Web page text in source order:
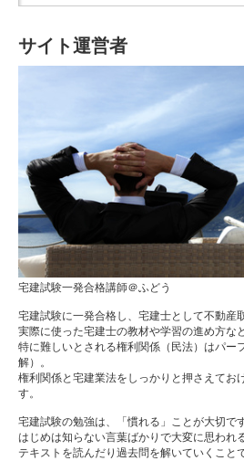
サイト運営者
宅建試験一発合格講師＠ふどう
宅建試験に一発合格し、宅建士として不動産
実際に使った宅建士の教材や学習の進め方な
特に難しいとされる権利関係（民法）はパー
解）。
権利関係と宅建業法をしっかりと押さえてお
す。
宅建試験の勉強は、「慣れる」ことが大切です
はじめは知らない言葉ばかりで大変に思われ
テキストを読んだり過去問を解いていくこと